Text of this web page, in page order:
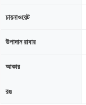
চায়নাওয়েট
উপাদান রাবার
আকার
রঙ